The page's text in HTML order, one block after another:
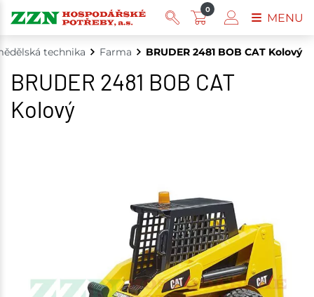
technika Farma BRUDER 2481 BOB CAT Kolový
BRUDER 2481 BOB CAT
Kolový
0
MENU